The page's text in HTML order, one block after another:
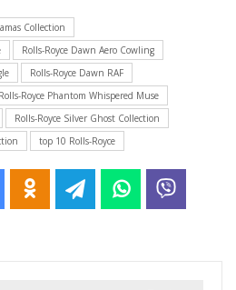
Collection
Rolls-Royce Dawn Aero Cowling
Rolls-Royce Dawn RAF
Rolls-Royce Phantom Whispered Muse
Rolls-Royce Silver Ghost Collection
top 10 Rolls-Royce